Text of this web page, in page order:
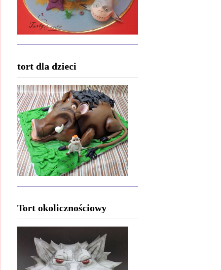
tort dla dzieci
Tort okolicznościowy